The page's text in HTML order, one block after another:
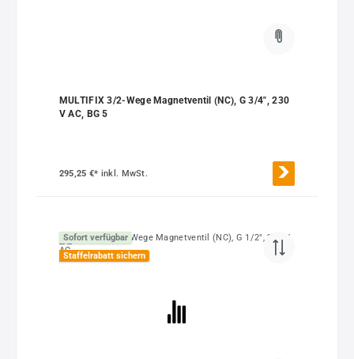
MULTIFIX 3/2-Wege Magnetventil (NC), G 3/4", 230
V AC, BG 5
295,25 €* inkl. MwSt.
Sofort verfügbar
Staffelrabatt sichern